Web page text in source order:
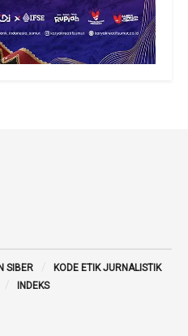
SIBER
KODE ETIK JURNALISTIK
INDEKS